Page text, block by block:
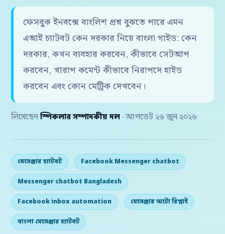
ফেসবুক ইনবক্সে বাংলিশ প্রশ্ন বুঝতে পারে এমন
এআই চ্যাটবট কেন দরকার নিয়ে বাংলা গাইড: কেন
দরকার, কখন ব্যবহার করবেন, কীভাবে সেটআপ
করবেন, খারাপ কমেন্ট কীভাবে নিরাপদে হাইড
করবেন এবং কোন মেট্রিক দেখবেন।
লিখেছেন স্পিকলার সম্পাদকীয় দল · আপডেট ২৬ জুন ২০২৬
মেসেঞ্জার চ্যাটবট Facebook Messenger chatbot
Messenger chatbot Bangladesh
Facebook inbox automation মেসেঞ্জার অটো রিপ্লাই
বাংলা মেসেঞ্জার চ্যাটবট